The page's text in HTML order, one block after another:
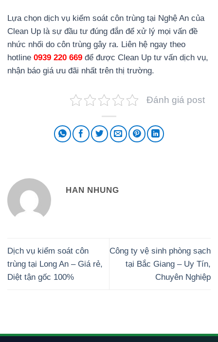
Lựa chọn dịch vụ kiểm soát côn trùng tại Nghệ An của
Clean Up là sự đầu tư đúng đắn để xử lý mọi vấn đề
nhức nhối do côn trùng gây ra. Liên hệ ngay theo
hotline 0939 220 669 để được Clean Up tư vấn dịch vụ,
nhận báo giá ưu đãi nhất trên thị trường.
Đánh giá post
HAN NHUNG
Dịch vụ kiểm soát côn
trùng tại Long An – Giá rẻ,
Diệt tận gốc 100%
Công ty vệ sinh phòng sạch
tại Bắc Giang – Uy Tín,
Chuyên Nghiệp